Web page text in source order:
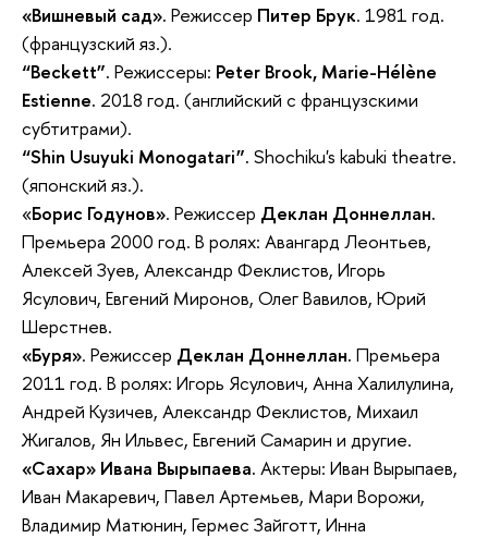
«Вишневый сад». Режиссер Питер Брук. 1981 год.
(французский яз.).
“Beckett”. Режиссеры: Peter Brook, Marie-Hélène
Estienne. 2018 год. (английский с французскими
субтитрами).
“Shin Usuyuki Monogatari”. Shochiku's kabuki theatre.
(японский яз.).
«Борис Годунов». Режиссер Деклан Доннеллан.
Премьера 2000 год. В ролях: Авангард Леонтьев,
Алексей Зуев, Александр Феклистов, Игорь
Ясулович, Евгений Миронов, Олег Вавилов, Юрий
Шерстнев.
«Буря». Режиссер Деклан Доннеллан. Премьера
2011 год. В ролях: Игорь Ясулович, Анна Халилулина,
Андрей Кузичев, Александр Феклистов, Михаил
Жигалов, Ян Ильвес, Евгений Самарин и другие.
«Сахар» Ивана Вырыпаева. Актеры: Иван Вырыпаев,
Иван Макаревич, Павел Артемьев, Мари Ворожи,
Владимир Матюнин, Гермес Зайготт, Инна